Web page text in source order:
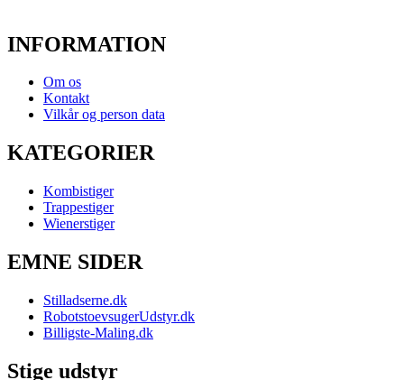
INFORMATION
Om os
Kontakt
Vilkår og person data
KATEGORIER
Kombistiger
Trappestiger
Wienerstiger
EMNE SIDER
Stilladserne.dk
RobotstoevsugerUdstyr.dk
Billigste-Maling.dk
Stige udstyr